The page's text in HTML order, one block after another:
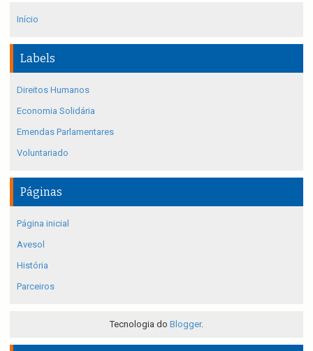
Início
Labels
Direitos Humanos
Economia Solidária
Emendas Parlamentares
Voluntariado
Páginas
Página inicial
Avesol
História
Parceiros
Tecnologia do Blogger.